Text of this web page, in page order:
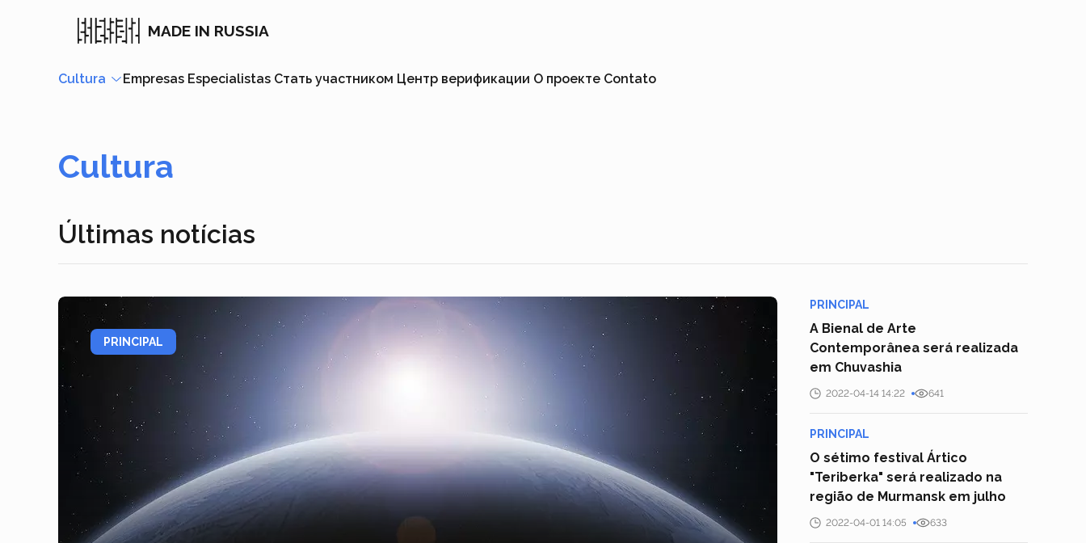
MADE IN RUSSIA
Cultura Empresas Especialistas Стать участником Центр верификации О проекте Contato
Cultura
Últimas notícias
PRINCIPAL
PRINCIPAL
A Bienal de Arte
Contemporânea será realizada
em Chuvashia
2022-04-14 14:22 641
PRINCIPAL
O sétimo festival Ártico
"Teriberka" será realizado na
região de Murmansk em julho
2022-04-01 14:05 633